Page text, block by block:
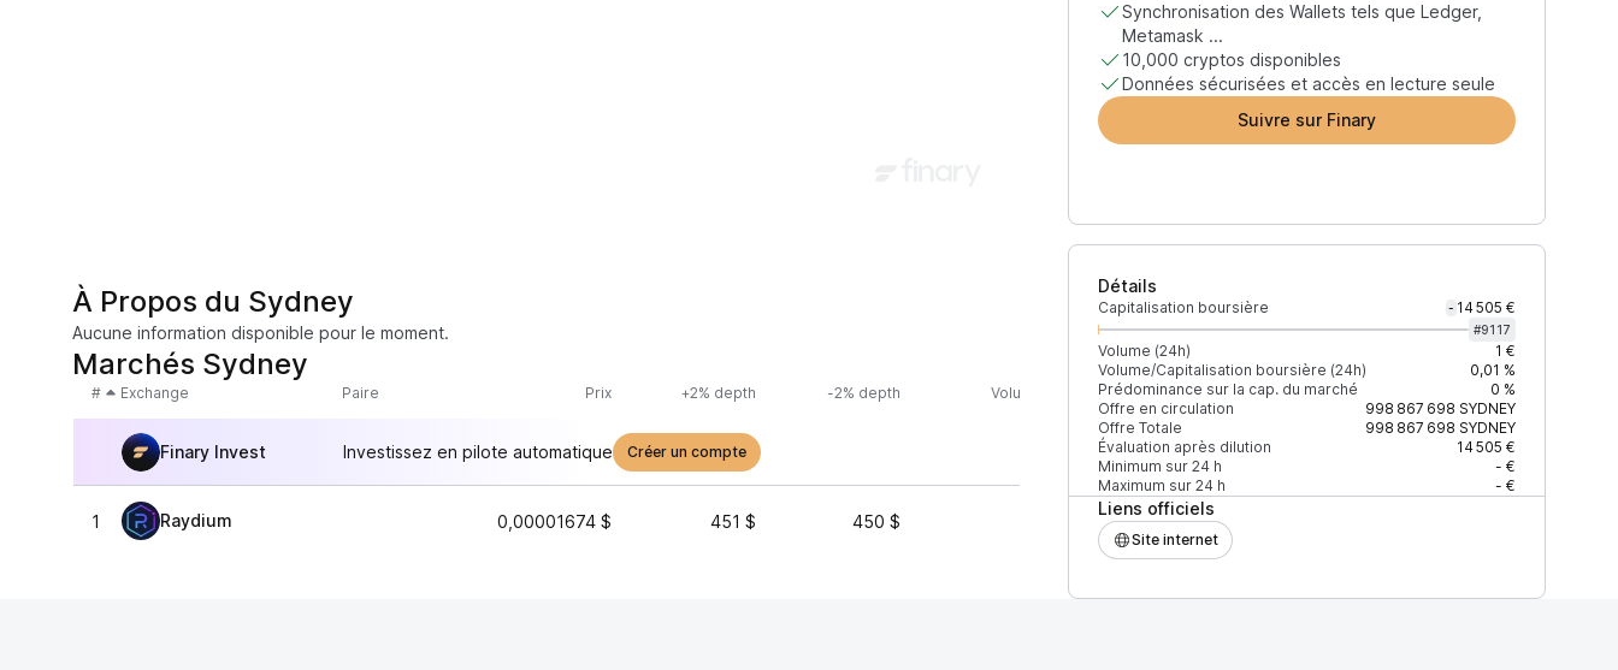
Synchronisation des Wallets tels que Ledger,
Metamask ...
10,000 cryptos disponibles
Données sécurisées et accès en lecture seule
Suivre sur Finary
Détails
Capitalisation boursière - 14 505 €
#9117
Volume (24h)
1 €
Volume/Capitalisation boursière (24h)
0,01 %
Prédominance sur la cap. du marché
0 %
Offre en circulation
998 867 698 SYDNEY
Offre Totale
998 867 698 SYDNEY
Évaluation après dilution
14 505 €
Minimum sur 24 h
- €
Maximum sur 24 h
- €
Liens officiels
Site internet
À Propos du Sydney
Aucune information disponible pour le moment.
Marchés Sydney
# Exchange Paire Prix +2% depth -2% depth Volume (24h) % du volume Confiance Mis à jour
Finary Invest Investissez en pilote automatique Créer un compte
1 Raydium 0,00001674 $ 451 $ 450 $ 100 %